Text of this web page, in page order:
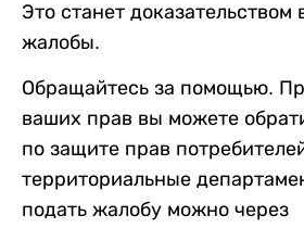
Это станет доказательством
жалобы.
Обращайтесь за помощью.
ваших прав вы можете
по защите прав
территориальные
подать жалобу можно через